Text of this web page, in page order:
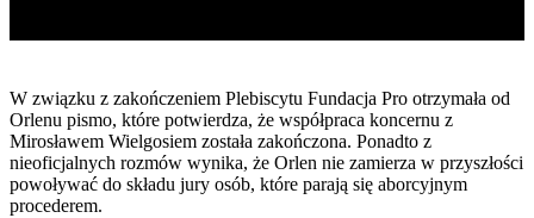
W związku z zakończeniem Plebiscytu Fundacja Pro otrzymała od
Orlenu pismo, które potwierdza, że współpraca koncernu z
Mirosławem Wielgosiem została zakończona. Ponadto z
nieoficjalnych rozmów wynika, że Orlen nie zamierza w przyszłości
powoływać do składu jury osób, które parają się aborcyjnym
procederem.